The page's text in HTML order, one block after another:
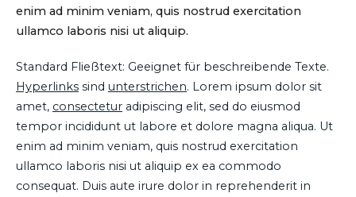
enim ad minim veniam, quis nostrud exercitation
ullamco laboris nisi ut aliquip.
Standard Fließtext: Geeignet für beschreibende Texte.
Hyperlinks sind unterstrichen. Lorem ipsum dolor sit
amet, consectetur adipiscing elit, sed do eiusmod
tempor incididunt ut labore et dolore magna aliqua. Ut
enim ad minim veniam, quis nostrud exercitation
ullamco laboris nisi ut aliquip ex ea commodo
consequat. Duis aute irure dolor in reprehenderit in